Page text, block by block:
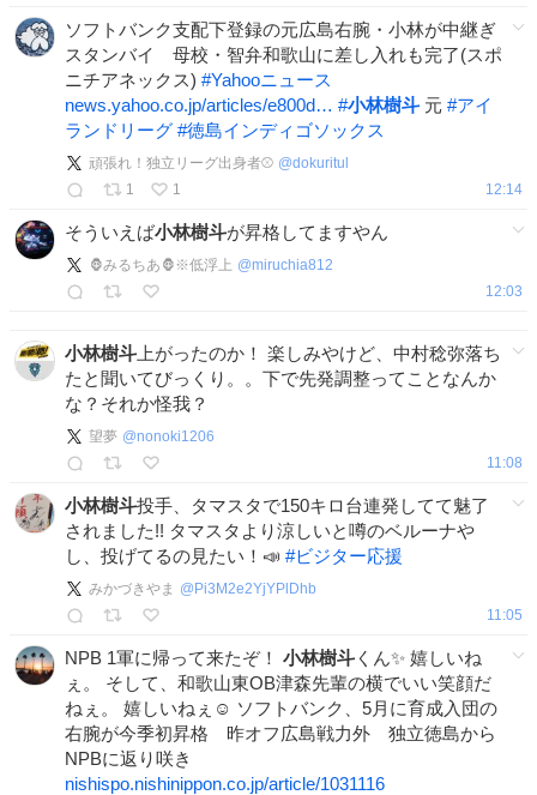
ソフトバンク支配下登録の元広島右腕・小林が中継ぎ
スタンバイ 母校・智弁和歌山に差し入れも完了(スポ
ニチアネックス) #Yahooニュース
news.yahoo.co.jp/articles/e800d… #小林樹斗 元 #アイ
ランドリーグ #徳島インディゴソックス
頑張れ！独立リーグ出身者⚾ @dokuritul
1
1 12:14
そういえば小林樹斗が昇格してますやん
🦍みるちあ🦍※低浮上 @miruchia812
12:03
小林樹斗 上がったのか！ 楽しみやけど、中村稔弥落ち
たと聞いてびっくり。。下で先発調整ってことなんか
な？それか怪我？
望夢 @nonoki1206
11:08
小林樹斗投手、タマスタで150キロ台連発してて魅了
されました!! タマスタより涼しいと噂のベルーナや
し、投げてるの見たい！📣 #ビジター応援
みかづきやま @ Pi3M2e2YjYPlDhb
11:05
NPB 1軍に帰って来たぞ！ 小林樹斗 くん✨️ 嬉しいね
ぇ。 そして、和歌山東OB津森先輩の横でいい笑顔だ
ねぇ。 嬉しいねぇ☺️ ソフトバンク、5月に育成入団の
右腕が今季初昇格 昨オフ広島戦力外 独立徳島から
NPBに返り咲き
nishispo.nishinippon.co.jp/article/1031116